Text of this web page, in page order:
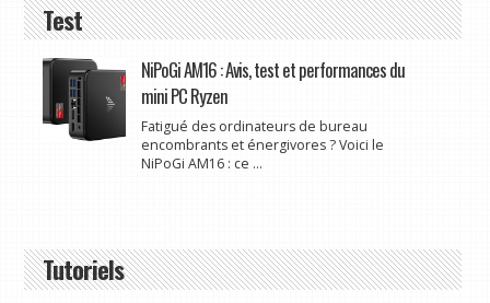
Test
NiPoGi AM16 : Avis, test et performances du
mini PC Ryzen
Fatigué des ordinateurs de bureau
encombrants et énergivores ? Voici le
NiPoGi AM16 : ce ...
Tutoriels